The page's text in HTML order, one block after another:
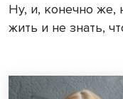
Ну, и, конечно же,
жить и не знать,